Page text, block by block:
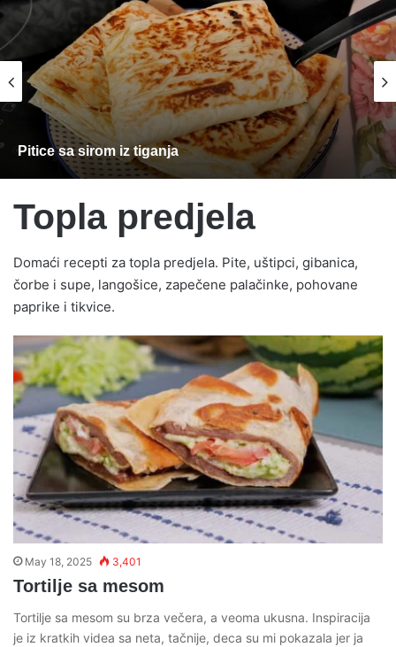
Pitice sa sirom iz tiganja
Topla predjela
Domaći recepti za topla predjela. Pite, uštipci, gibanica,
čorbe i supe, langošice, zapečene palačinke, pohovane
paprike i tikvice.
May 18, 2025 3,401
Tortilje sa mesom
Tortilje sa mesom su brza večera, a veoma ukusna. Inspiracija
je iz kratkih videa sa neta, tačnije, deca su mi pokazala jer ja